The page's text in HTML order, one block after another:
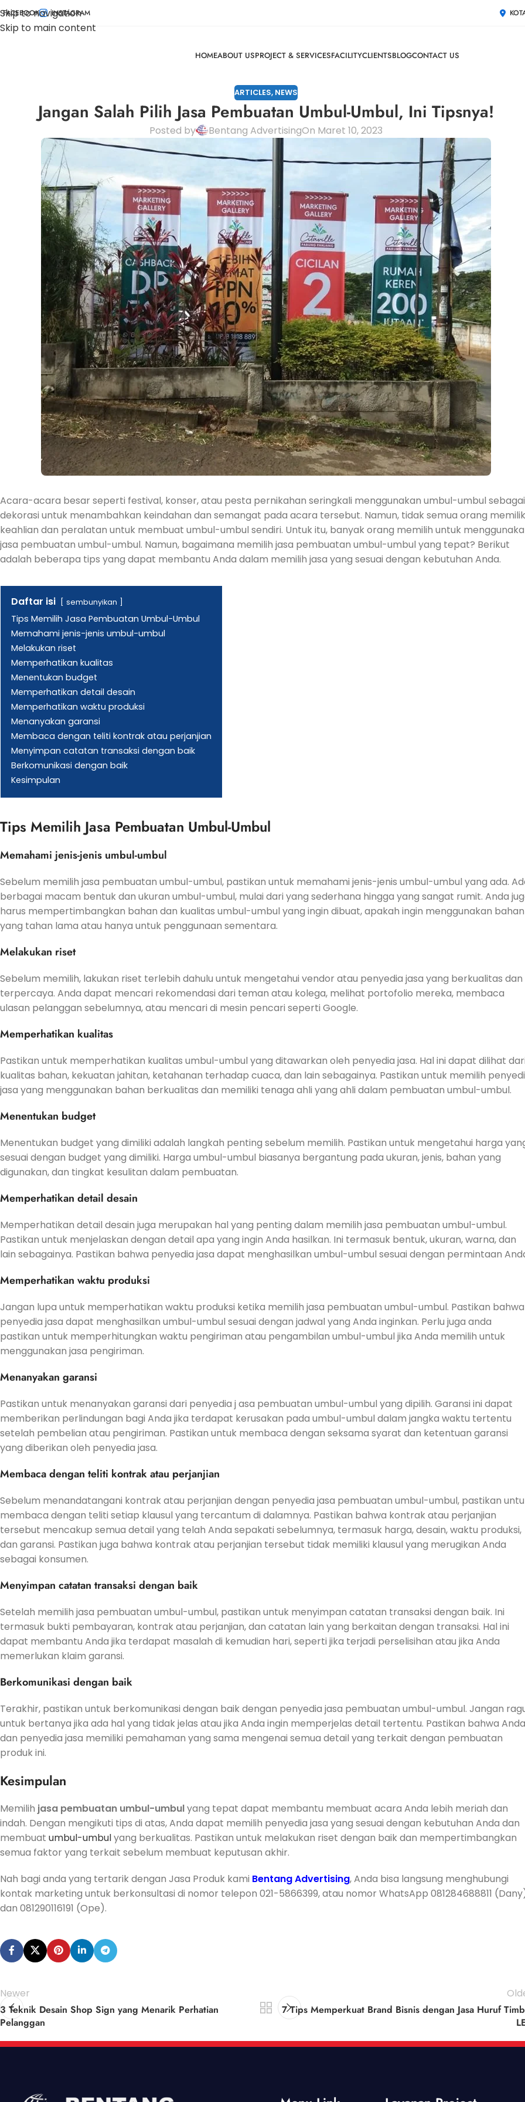
Skip to navigation
Skip to main content
FACEBOOK INSTAGRAM
HOMEABOUT USPROJECT & SERVICESFACILITYCLIENTSBLOGCONTACT US
ARTICLES, NEWS
Jangan Salah Pilih Jasa Pembuatan Umbul-Umbul, Ini Tipsnya!
Posted by Bentang AdvertisingOn Maret 10, 2023
Acara-acara besar seperti festival, konser, atau pesta pernikahan seringkali menggunakan umbul-umbul sebagai
dekorasi untuk menambahkan keindahan dan semangat pada acara tersebut. Namun, tidak semua orang
keahlian dan peralatan untuk membuat umbul-umbul sendiri. Untuk itu, banyak orang memilih untuk
jasa pembuatan umbul-umbul. Namun, bagaimana memilih jasa pembuatan umbul-umbul yang tepat? Berikut
adalah beberapa tips yang dapat membantu Anda dalam memilih jasa yang sesuai dengan kebutuhan Anda.
Daftar isi sembunyikan
Tips Memilih Jasa Pembuatan Umbul-Umbul
Memahami jenis-jenis umbul-umbul
Melakukan riset
Memperhatikan kualitas
Menentukan budget
Memperhatikan detail desain
Memperhatikan waktu produksi
Menanyakan garansi
Membaca dengan teliti kontrak atau perjanjian
Menyimpan catatan transaksi dengan baik
Berkomunikasi dengan baik
Kesimpulan
Tips Memilih Jasa Pembuatan Umbul-Umbul
Memahami jenis-jenis umbul-umbul
Sebelum memilih jasa pembuatan umbul-umbul, pastikan untuk memahami jenis-jenis umbul-umbul yang ada.
berbagai macam bentuk dan ukuran umbul-umbul, mulai dari yang sederhana hingga yang sangat rumit. Anda
harus mempertimbangkan bahan dan kualitas umbul-umbul yang ingin dibuat, apakah ingin menggunakan bahan
yang tahan lama atau hanya untuk penggunaan sementara.
Melakukan riset
Sebelum memilih, lakukan riset terlebih dahulu untuk mengetahui vendor atau penyedia jasa yang berkualitas dan
terpercaya. Anda dapat mencari rekomendasi dari teman atau kolega, melihat portofolio mereka, membaca
ulasan pelanggan sebelumnya, atau mencari di mesin pencari seperti Google.
Memperhatikan kualitas
Pastikan untuk memperhatikan kualitas umbul-umbul yang ditawarkan oleh penyedia jasa. Hal ini dapat dilihat
kualitas bahan, kekuatan jahitan, ketahanan terhadap cuaca, dan lain sebagainya. Pastikan untuk memilih
jasa yang menggunakan bahan berkualitas dan memiliki tenaga ahli yang ahli dalam pembuatan umbul-umbul.
Menentukan budget
Menentukan budget yang dimiliki adalah langkah penting sebelum memilih. Pastikan untuk mengetahui harga
sesuai dengan budget yang dimiliki. Harga umbul-umbul biasanya bergantung pada ukuran, jenis, bahan yang
digunakan, dan tingkat kesulitan dalam pembuatan.
Memperhatikan detail desain
Memperhatikan detail desain juga merupakan hal yang penting dalam memilih jasa pembuatan umbul-umbul.
Pastikan untuk menjelaskan dengan detail apa yang ingin Anda hasilkan. Ini termasuk bentuk, ukuran, warna, dan
lain sebagainya. Pastikan bahwa penyedia jasa dapat menghasilkan umbul-umbul sesuai dengan permintaan
Memperhatikan waktu produksi
Jangan lupa untuk memperhatikan waktu produksi ketika memilih jasa pembuatan umbul-umbul. Pastikan bahwa
penyedia jasa dapat menghasilkan umbul-umbul sesuai dengan jadwal yang Anda inginkan. Perlu juga anda
pastikan untuk memperhitungkan waktu pengiriman atau pengambilan umbul-umbul jika Anda memilih untuk
menggunakan jasa pengiriman.
Menanyakan garansi
Pastikan untuk menanyakan garansi dari penyedia j asa pembuatan umbul-umbul yang dipilih. Garansi ini dapat
memberikan perlindungan bagi Anda jika terdapat kerusakan pada umbul-umbul dalam jangka waktu tertentu
setelah pembelian atau pengiriman. Pastikan untuk membaca dengan seksama syarat dan ketentuan garansi
yang diberikan oleh penyedia jasa.
Membaca dengan teliti kontrak atau perjanjian
Sebelum menandatangani kontrak atau perjanjian dengan penyedia jasa pembuatan umbul-umbul, pastikan
membaca dengan teliti setiap klausul yang tercantum di dalamnya. Pastikan bahwa kontrak atau perjanjian
tersebut mencakup semua detail yang telah Anda sepakati sebelumnya, termasuk harga, desain, waktu produksi,
dan garansi. Pastikan juga bahwa kontrak atau perjanjian tersebut tidak memiliki klausul yang merugikan Anda
sebagai konsumen.
Menyimpan catatan transaksi dengan baik
Setelah memilih jasa pembuatan umbul-umbul, pastikan untuk menyimpan catatan transaksi dengan baik. Ini
termasuk bukti pembayaran, kontrak atau perjanjian, dan catatan lain yang berkaitan dengan transaksi. Hal ini
dapat membantu Anda jika terdapat masalah di kemudian hari, seperti jika terjadi perselisihan atau jika Anda
memerlukan klaim garansi.
Berkomunikasi dengan baik
Terakhir, pastikan untuk berkomunikasi dengan baik dengan penyedia jasa pembuatan umbul-umbul. Jangan
untuk bertanya jika ada hal yang tidak jelas atau jika Anda ingin memperjelas detail tertentu. Pastikan bahwa Anda
dan penyedia jasa memiliki pemahaman yang sama mengenai semua detail yang terkait dengan pembuatan
produk ini.
Kesimpulan
Memilih jasa pembuatan umbul-umbulyang tepat dapat membantu membuat acara Anda lebih meriah dan
indah. Dengan mengikuti tips di atas, Anda dapat memilih penyedia jasa yang sesuai dengan kebutuhan Anda dan
membuat umbul-umbulyang berkualitas. Pastikan untuk melakukan riset dengan baik dan mempertimbangkan
semua faktor yang terkait sebelum membuat keputusan akhir.
Nah bagi anda yang tertarik dengan Jasa Produk kami Bentang Advertising, Anda bisa langsung menghubungi
kontak marketing untuk berkonsultasi di nomor telepon 021-5866399, atau nomor WhatsApp 081284688811
dan 081290116191 (Ope).
Newer
3 Teknik Desain Shop Sign yang Menarik Perhatian
Pelanggan
7 Tips Memperkuat Brand Bisnis dengan Jasa Huruf